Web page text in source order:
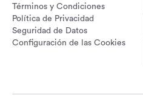
Términos y Condiciones
Política de Privacidad
Seguridad de Datos
Configuración de las Cookies